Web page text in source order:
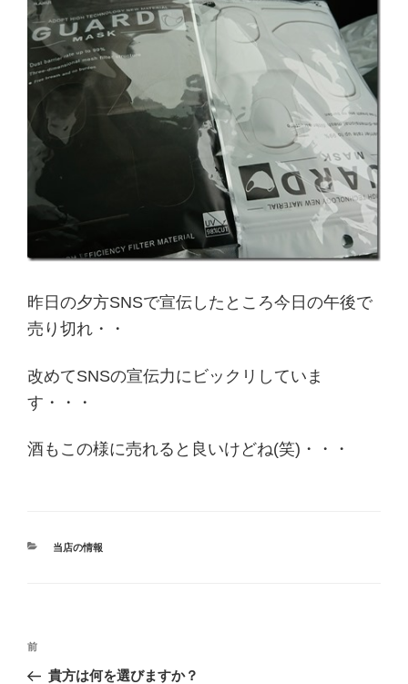
昨日の夕方SNSで宣伝したところ今日の午後で
売り切れ・・
改めてSNSの宣伝力にビックリしていま
す・・・
酒もこの様に売れると良いけどね(笑)・・・
カ
当店の情報
投
過
去
前
貴方は何を選びますか？